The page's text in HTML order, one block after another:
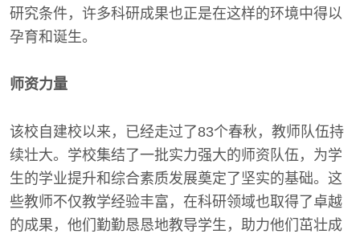
研究条件，许多科研成果也正是在这样的环境中得以
孕育和诞生。
师资力量
该校自建校以来，已经走过了83个春秋，教师队伍持
续壮大。学校集结了一批实力强大的师资队伍，为学
生的学业提升和综合素质发展奠定了坚实的基础。这
些教师不仅教学经验丰富，在科研领域也取得了卓越
的成果，他们勤勤恳恳地教导学生，助力他们茁壮成